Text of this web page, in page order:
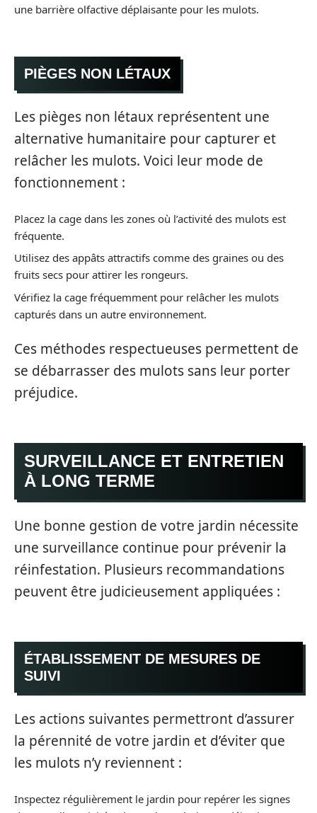
une barrière olfactive déplaisante pour les mulots.
PIÈGES NON LÉTAUX
Les pièges non létaux représentent une
alternative humanitaire pour capturer et
relâcher les mulots. Voici leur mode de
fonctionnement :
Placez la cage dans les zones où l’activité des mulots est
fréquente.
Utilisez des appâts attractifs comme des graines ou des
fruits secs pour attirer les rongeurs.
Vérifiez la cage fréquemment pour relâcher les mulots
capturés dans un autre environnement.
Ces méthodes respectueuses permettent de
se débarrasser des mulots sans leur porter
préjudice.
SURVEILLANCE ET ENTRETIEN
À LONG TERME
Une bonne gestion de votre jardin nécessite
une surveillance continue pour prévenir la
réinfestation. Plusieurs recommandations
peuvent être judicieusement appliquées :
ÉTABLISSEMENT DE MESURES DE
SUIVI
Les actions suivantes permettront d’assurer
la pérennité de votre jardin et d’éviter que
les mulots n’y reviennent :
Inspectez régulièrement le jardin pour repérer les signes